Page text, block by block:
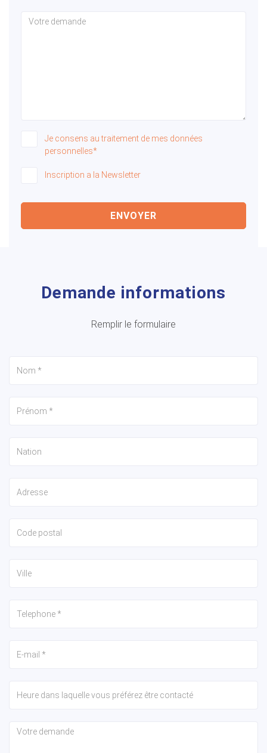
Je consens au traitement de mes données
personnelles*
Inscription a la Newsletter
ENVOYER
Demande informations
Remplir le formulaire